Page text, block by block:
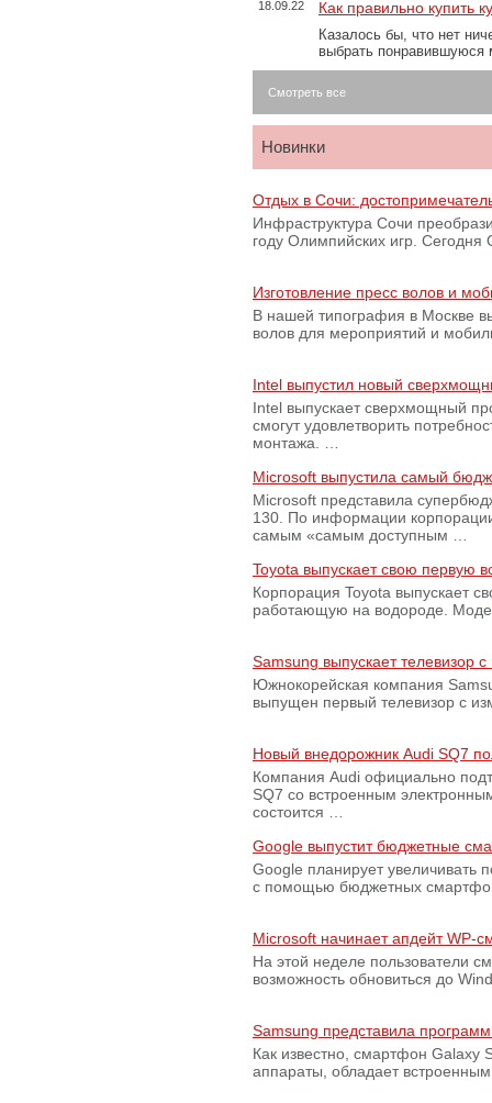
18.09.22 Как правильно купить
Казалось бы, что нет
выбрать
Смотреть все
Новинки
Отдых в Сочи:
Инфраструктура Сочи
году Олимпийских игр.
Изготовление пресс волов и
В нашей типография в Москве
волов для мероприятий и
Intel выпустил новый
Intel выпускает сверхмощный
смогут удовлетворить
монтажа. …
Microsoft выпустила самый
Microsoft представила
130. По информации
самым «самым доступным …
Toyota выпускает свою первую
Корпорация Toyota выпускает
работающую на водороде.
Samsung выпускает телевизор
Южнокорейская компания
выпущен первый телевизор с
Новый внедорожник Audi SQ7
Компания Audi официально
SQ7 со встроенным
состоится …
Google выпустит бюджетные
Google планирует увеличивать
с помощью бюджетных
Microsoft начинает апдейт WP-
На этой неделе пользователи
возможность обновиться до
Samsung представила
Как известно, смартфон Galaxy
аппараты, обладает